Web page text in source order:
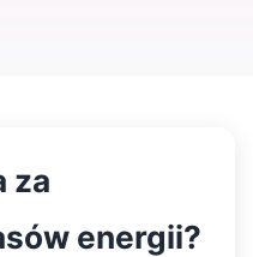
za
energii?